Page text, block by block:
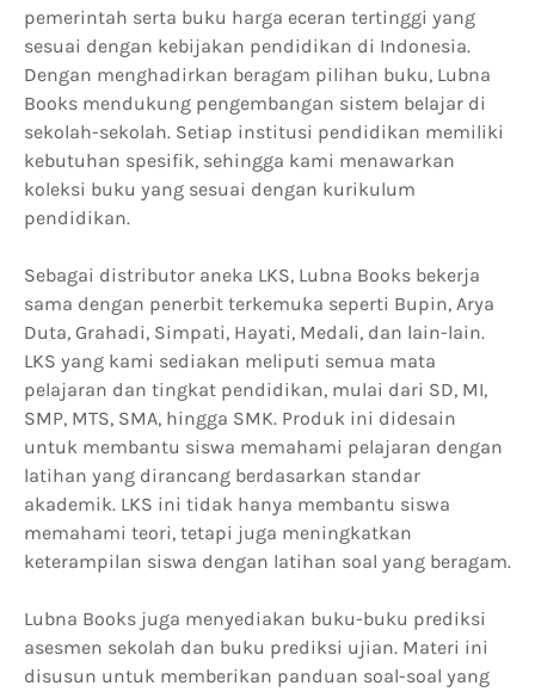
pemerintah serta buku harga eceran tertinggi yang
sesuai dengan kebijakan pendidikan di Indonesia.
Dengan menghadirkan beragam pilihan buku, Lubna
Books mendukung pengembangan sistem belajar di
sekolah-sekolah. Setiap institusi pendidikan memiliki
kebutuhan spesifik, sehingga kami menawarkan
koleksi buku yang sesuai dengan kurikulum
pendidikan.
Sebagai distributor aneka LKS, Lubna Books bekerja
sama dengan penerbit terkemuka seperti Bupin, Arya
Duta, Grahadi, Simpati, Hayati, Medali, dan lain-lain.
LKS yang kami sediakan meliputi semua mata
pelajaran dan tingkat pendidikan, mulai dari SD, MI,
SMP, MTS, SMA, hingga SMK. Produk ini didesain
untuk membantu siswa memahami pelajaran dengan
latihan yang dirancang berdasarkan standar
akademik. LKS ini tidak hanya membantu siswa
memahami teori, tetapi juga meningkatkan
keterampilan siswa dengan latihan soal yang beragam.
Lubna Books juga menyediakan buku-buku prediksi
asesmen sekolah dan buku prediksi ujian. Materi ini
disusun untuk memberikan panduan soal-soal yang